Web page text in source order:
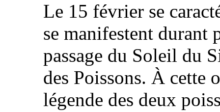
Le 15 février se
se manifestent durant
passage du Soleil du
des Poissons. À cette
légende des deux